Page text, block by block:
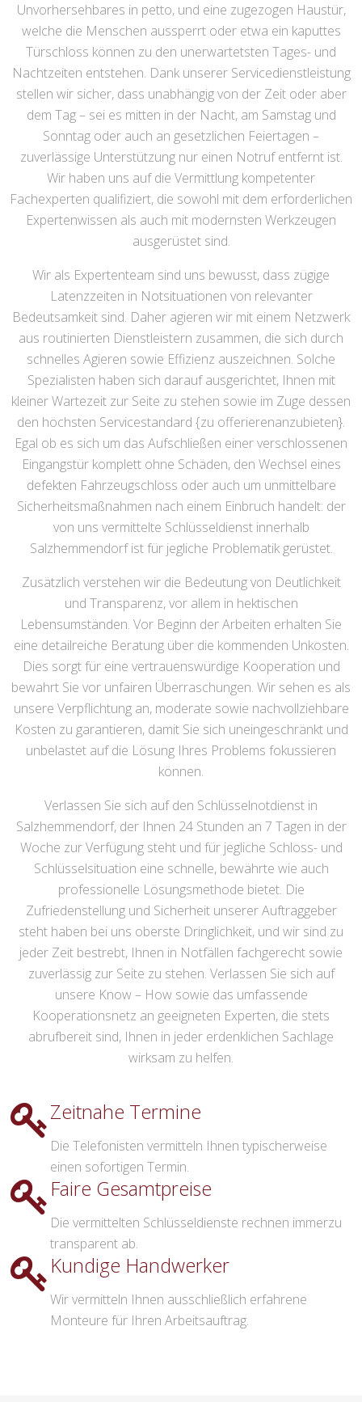
Unvorhersehbares in petto, und eine zugezogen Haustür,
welche die Menschen aussperrt oder etwa ein kaputtes
Türschloss können zu den unerwartetsten Tages- und
Nachtzeiten entstehen. Dank unserer Servicedienstleistung
stellen wir sicher, dass unabhängig von der Zeit oder aber
dem Tag – sei es mitten in der Nacht, am Samstag und
Sonntag oder auch an gesetzlichen Feiertagen –
zuverlässige Unterstützung nur einen Notruf entfernt ist.
Wir haben uns auf die Vermittlung kompetenter
Fachexperten qualifiziert, die sowohl mit dem erforderlichen
Expertenwissen als auch mit modernsten Werkzeugen
ausgerüstet sind.
Wir als Expertenteam sind uns bewusst, dass zügige
Latenzzeiten in Notsituationen von relevanter
Bedeutsamkeit sind. Daher agieren wir mit einem Netzwerk
aus routinierten Dienstleistern zusammen, die sich durch
schnelles Agieren sowie Effizienz auszeichnen. Solche
Spezialisten haben sich darauf ausgerichtet, Ihnen mit
kleiner Wartezeit zur Seite zu stehen sowie im Zuge dessen
den höchsten Servicestandard {zu offerierenanzubieten}.
Egal ob es sich um das Aufschließen einer verschlossenen
Eingangstür komplett ohne Schäden, den Wechsel eines
defekten Fahrzeugschloss oder auch um unmittelbare
Sicherheitsmaßnahmen nach einem Einbruch handelt: der
von uns vermittelte Schlüsseldienst innerhalb
Salzhemmendorf ist für jegliche Problematik gerüstet.
Zusätzlich verstehen wir die Bedeutung von Deutlichkeit
und Transparenz, vor allem in hektischen
Lebensumständen. Vor Beginn der Arbeiten erhalten Sie
eine detailreiche Beratung über die kommenden Unkosten.
Dies sorgt für eine vertrauenswürdige Kooperation und
bewahrt Sie vor unfairen Überraschungen. Wir sehen es als
unsere Verpflichtung an, moderate sowie nachvollziehbare
Kosten zu garantieren, damit Sie sich uneingeschränkt und
unbelastet auf die Lösung Ihres Problems fokussieren
können.
Verlassen Sie sich auf den Schlüsselnotdienst in
Salzhemmendorf, der Ihnen 24 Stunden an 7 Tagen in der
Woche zur Verfügung steht und für jegliche Schloss- und
Schlüsselsituation eine schnelle, bewährte wie auch
professionelle Lösungsmethode bietet. Die
Zufriedenstellung und Sicherheit unserer Auftraggeber
steht haben bei uns oberste Dringlichkeit, und wir sind zu
jeder Zeit bestrebt, Ihnen in Notfällen fachgerecht sowie
zuverlässig zur Seite zu stehen. Verlassen Sie sich auf
unsere Know – How sowie das umfassende
Kooperationsnetz an geeigneten Experten, die stets
abrufbereit sind, Ihnen in jeder erdenklichen Sachlage
wirksam zu helfen.
Zeitnahe Termine
Die Telefonisten vermitteln Ihnen typischerweise
einen sofortigen Termin.
Faire Gesamtpreise
Die vermittelten Schlüsseldienste rechnen immerzu
transparent ab.
Kundige Handwerker
Wir vermitteln Ihnen ausschließlich erfahrene
Monteure für Ihren Arbeitsauftrag.